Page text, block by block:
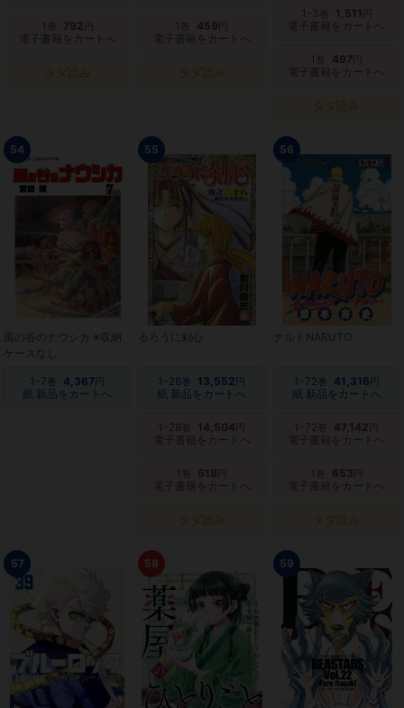
1 巻 792
電子書籍をカートへ
タダ読み
1 巻 459
電子書籍をカートへ
タダ読み
1-3 巻 1,511
電子書籍をカートへ
1 巻 497
電子書籍をカートへ
タダ読み
54
風の谷のナウシカ ※収納
ケースなし
1-7巻 4,367 円
紙 新品をカートへ
55
るろうに剣心
1-28巻 13,552 円
紙 新品をカートへ
1-28 14,504
電子書籍をカートへ
1 518
電子書籍をカートへ
タダ読み
56
ナルトNARUTO
1-72巻 41,316 円
紙 新品をカートへ
1-72 47,142
電子書籍をカートへ
1 653
電子書籍をカートへ
タダ読み
57 58 59